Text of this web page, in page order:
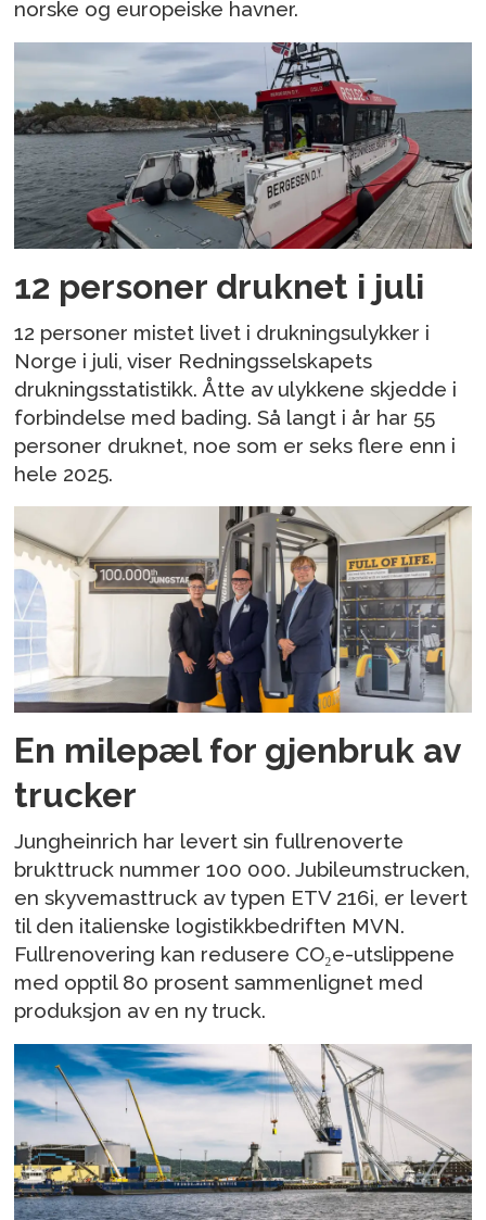
norske og europeiske havner.
12 personer druknet i juli
12 personer mistet livet i drukningsulykker i
Norge i juli, viser Redningsselskapets
drukningsstatistikk. Åtte av ulykkene skjedde i
forbindelse med bading. Så langt i år har 55
personer druknet, noe som er seks flere enn i
hele 2025.
En milepæl for gjenbruk av
trucker
Jungheinrich har levert sin fullrenoverte
brukttruck nummer 100 000. Jubileumstrucken,
en skyvemasttruck av typen ETV 216i, er levert
til den italienske logistikkbedriften MVN.
Fullrenovering kan redusere CO₂e-utslippene
med opptil 80 prosent sammenlignet med
produksjon av en ny truck.